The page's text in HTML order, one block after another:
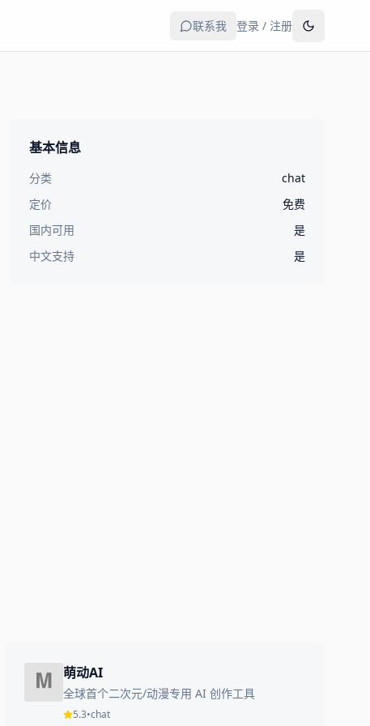
联系我 登录 / 注册
基本信息
分类
chat
定价
免费
国内可用
是
中文支持
是
萌动AI
全球首个二次元/动漫专用 AI 创作工具
5.3•chat